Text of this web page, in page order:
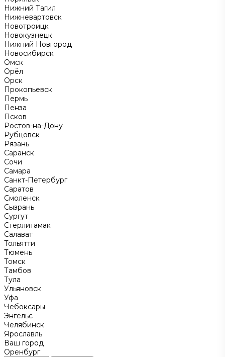
Нижний Тагил
Нижневартовск
Новотроицк
Новокузнецк
Нижний Новгород
Новосибирск
Омск
Орёл
Орск
Прокопьевск
Пермь
Пенза
Псков
Ростов-на-Дону
Рубцовск
Рязань
Саранск
Сочи
Самара
Санкт-Петербург
Саратов
Смоленск
Сызрань
Сургут
Стерлитамак
Салават
Тольятти
Тюмень
Томск
Тамбов
Тула
Ульяновск
Уфа
Чебоксары
Энгельс
Челябинск
Ярославль
Ваш город
Оренбург